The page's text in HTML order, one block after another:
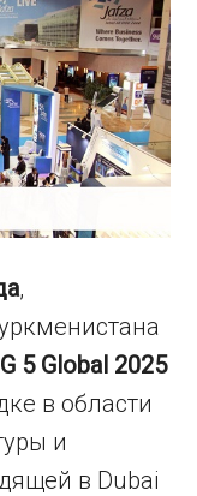
,
5 Global 2025
в области
и
в Dubai